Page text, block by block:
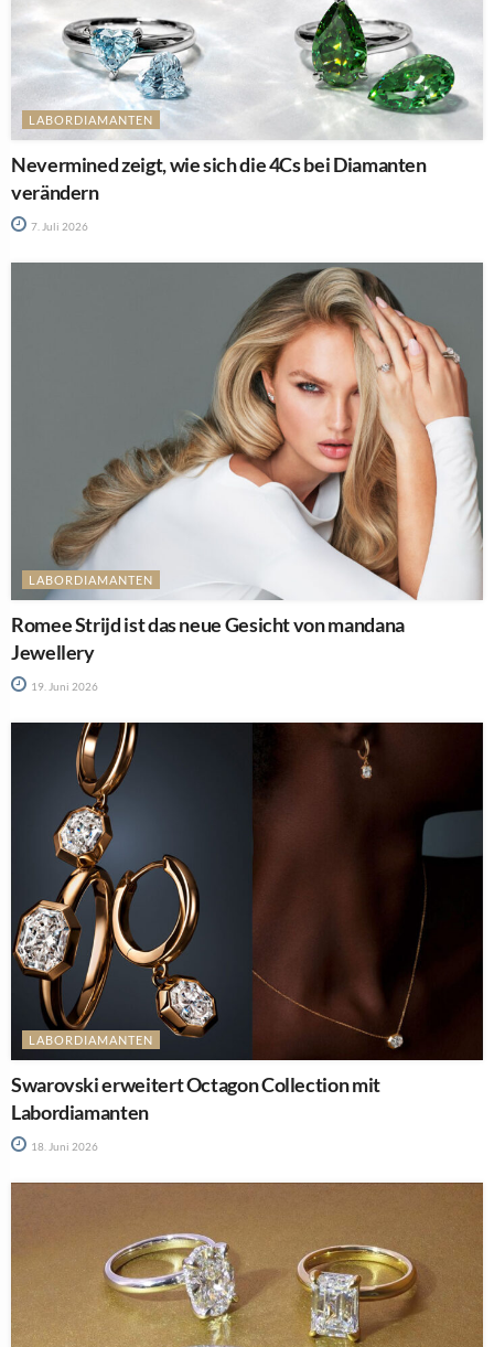
LABORDIAMANTEN
Nevermined zeigt, wie sich die 4Cs bei Diamanten
verändern
7. Juli 2026
LABORDIAMANTEN
Romee Strijd ist das neue Gesicht von mandana
Jewellery
19. Juni 2026
LABORDIAMANTEN
Swarovski erweitert Octagon Collection mit
Labordiamanten
18. Juni 2026